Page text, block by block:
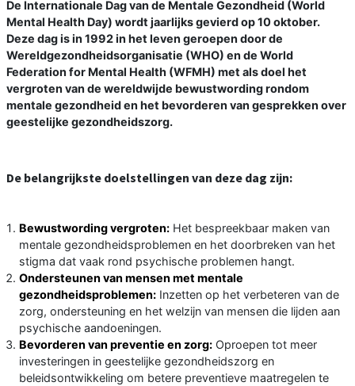
De Internationale Dag van de Mentale Gezondheid (World
Mental Health Day) wordt jaarlijks gevierd op 10 oktober.
Deze dag is in 1992 in het leven geroepen door de
Wereldgezondheidsorganisatie (WHO) en de World
Federation for Mental Health (WFMH) met als doel het
vergroten van de wereldwijde bewustwording rondom
mentale gezondheid en het bevorderen van gesprekken over
geestelijke gezondheidszorg.
De belangrijkste doelstellingen van deze dag zijn:
Bewustwording vergroten: Het bespreekbaar maken van
mentale gezondheidsproblemen en het doorbreken van het
stigma dat vaak rond psychische problemen hangt.
Ondersteunen van mensen met mentale
gezondheidsproblemen: Inzetten op het verbeteren van de
zorg, ondersteuning en het welzijn van mensen die lijden aan
psychische aandoeningen.
Bevorderen van preventie en zorg: Oproepen tot meer
investeringen in geestelijke gezondheidszorg en
beleidsontwikkeling om betere preventieve maatregelen te